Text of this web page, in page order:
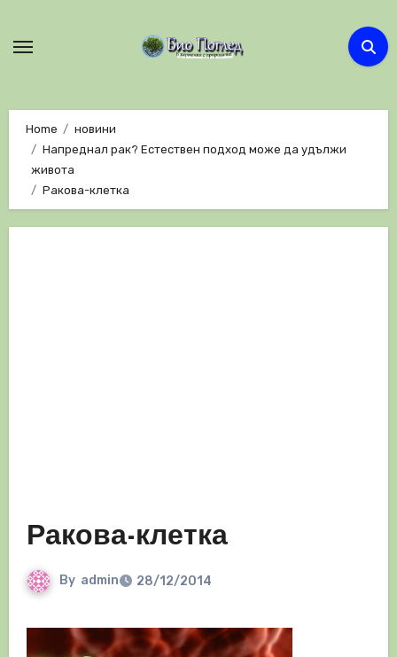
Home
новини
Напреднал рак? Естествен подход може да удължи
живота
Ракова-клетка
Ракова-клетка
By admin 28/12/2014